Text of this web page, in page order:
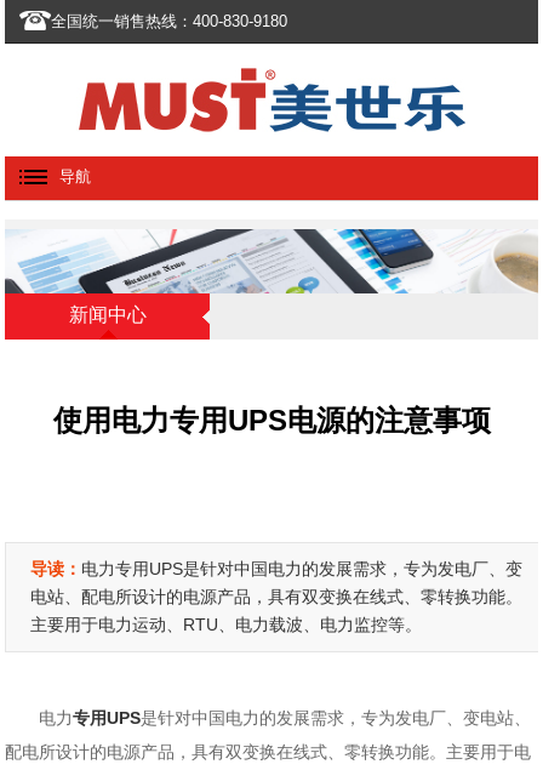
全国统一销售热线：400-830-9180
导航
新闻中心
使用电力专用UPS电源的注意事项
导读： 电力专用UPS是针对中国电力的发展需求，专为发电厂、变
电站、配电所设计的电源产品，具有双变换在线式、零转换功能。
主要用于电力运动、RTU、电力载波、电力监控等。
电力专用UPS是针对中国电力的发展需求，专为发电厂、变电站、
配电所设计的电源产品，具有双变换在线式、零转换功能。主要用于电